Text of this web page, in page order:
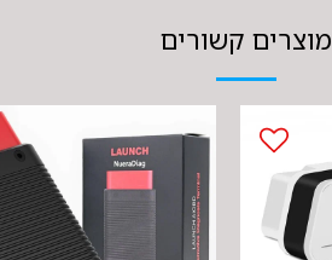
מוצרים קשורים